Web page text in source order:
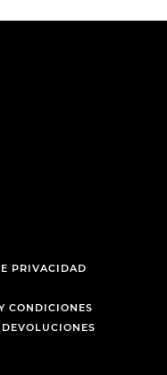
PRIVACIDAD
CONDICIONES